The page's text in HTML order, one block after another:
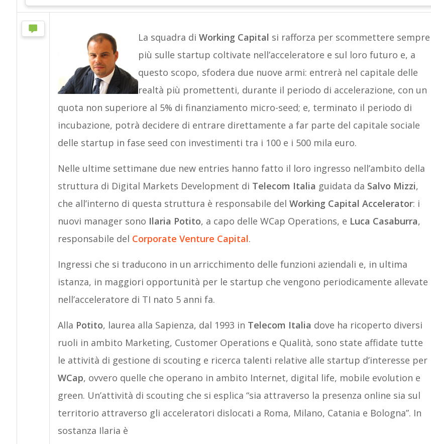
La squadra di Working Capital si rafforza per scommettere sempre
più sulle startup coltivate nell’acceleratore e sul loro futuro e, a
questo scopo, sfodera due nuove armi: entrerà nel capitale delle
realtà più promettenti, durante il periodo di accelerazione, con un
quota non superiore al 5% di finanziamento micro-seed; e, terminato il periodo di
incubazione, potrà decidere di entrare direttamente a far parte del capitale sociale
delle startup in fase seed con investimenti tra i 100 e i 500 mila euro.
Nelle ultime settimane due new entries hanno fatto il loro ingresso nell’ambito della
struttura di Digital Markets Development di Telecom Italia guidata da Salvo Mizzi,
che all’interno di questa struttura è responsabile del Working Capital Accelerator: i
nuovi manager sono Ilaria Potito, a capo delle WCap Operations, e Luca Casaburra,
responsabile del Corporate Venture Capital.
Ingressi che si traducono in un arricchimento delle funzioni aziendali e, in ultima
istanza, in maggiori opportunità per le startup che vengono periodicamente allevate
nell’acceleratore di TI nato 5 anni fa.
Alla Potito, laurea alla Sapienza, dal 1993 in Telecom Italia dove ha ricoperto diversi
ruoli in ambito Marketing, Customer Operations e Qualità, sono state affidate tutte
le attività di gestione di scouting e ricerca talenti relative alle startup d’interesse per
WCap, ovvero quelle che operano in ambito Internet, digital life, mobile evolution e
green. Un’attività di scouting che si esplica “sia attraverso la presenza online sia sul
territorio attraverso gli acceleratori dislocati a Roma, Milano, Catania e Bologna”. In
sostanza Ilaria è